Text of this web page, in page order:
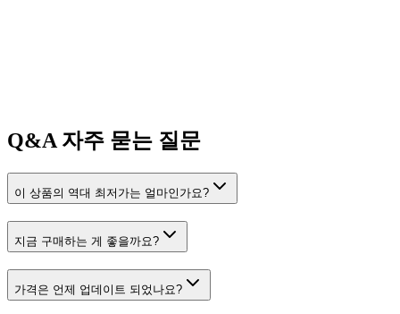
Q&A자주 묻는 질문
이 상품의 역대 최저가는 얼마인가요?
지금 구매하는 게 좋을까요?
가격은 언제 업데이트 되었나요?